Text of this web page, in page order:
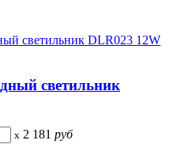
светильник
x 2 181 руб